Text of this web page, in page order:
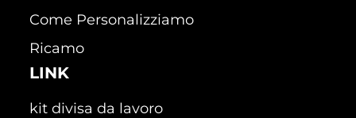
Come Personalizziamo
Ricamo
LINK
kit divisa da lavoro